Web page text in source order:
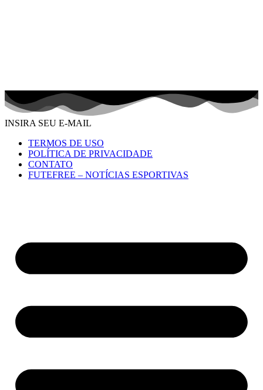
INSIRA SEU E-MAIL
TERMOS DE USO
POLÍTICA DE PRIVACIDADE
CONTATO
FUTEFREE – NOTÍCIAS ESPORTIVAS